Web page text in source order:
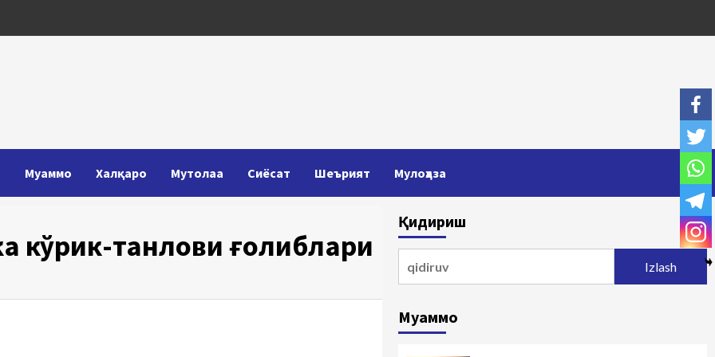
Муаммо Халқаро Мутолаа Сиёсат Шеърият Мулоҳаза
кўрик-танлови ғолиблари
Қидириш
Муаммо